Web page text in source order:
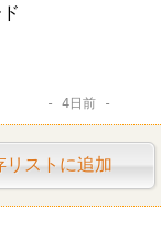
4日前
リストに追加